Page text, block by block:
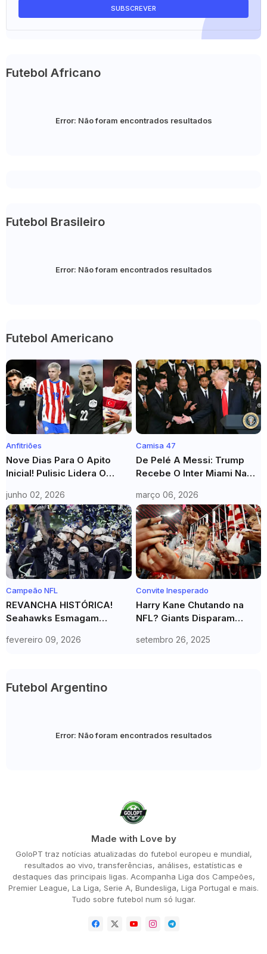
Futebol Africano
Error: Não foram encontrados resultados
Futebol Brasileiro
Error: Não foram encontrados resultados
Futebol Americano
Anfitriões
Nove Dias Para O Apito
Inicial! Pulisic Lidera O
junho 02, 2026
Camisa 47
De Pelé A Messi: Trump
Recebe O Inter Miami Na
Craque
março 06, 2026
Campeão NFL
REVANCHA HISTÓRICA!
Seahawks Esmagam
SUPER BOWL 60 em
fevereiro 09, 2026
Convite Inesperado
Harry Kane Chutando na
NFL? Giants Disparam
NÃO VAI ACREDITAR
setembro 26, 2025
Futebol Argentino
Error: Não foram encontrados resultados
Made with Love by
GoloPT traz notícias atualizadas do futebol europeu e mundial,
resultados ao vivo, transferências, análises, estatísticas e
destaques das principais ligas. Acompanha Liga dos Campeões,
Premier League, La Liga, Serie A, Bundesliga, Liga Portugal e mais.
Tudo sobre futebol num só lugar.